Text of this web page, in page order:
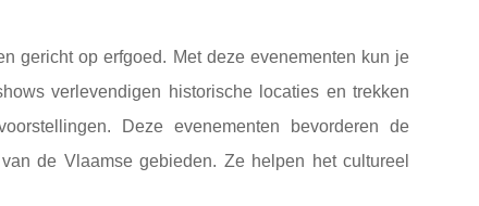
gericht op erfgoed. Met deze evenementen kun je
verlevendigen historische locaties en trekken
Deze evenementen bevorderen de
de Vlaamse gebieden. Ze helpen het cultureel